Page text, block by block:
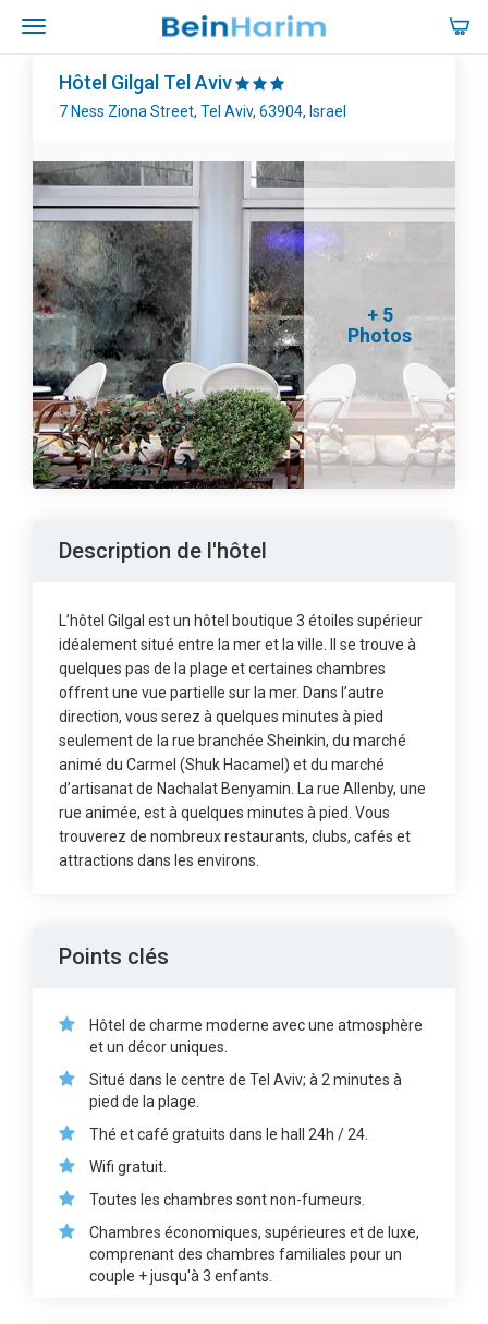
Hôtel Gilgal Tel Aviv
7 Ness Ziona Street, Tel Aviv, 63904, Israel
+ 5
Photos
Description de l'hôtel
L’hôtel Gilgal est un hôtel boutique 3 étoiles supérieur
idéalement situé entre la mer et la ville. Il se trouve à
quelques pas de la plage et certaines chambres
offrent une vue partielle sur la mer. Dans l’autre
direction, vous serez à quelques minutes à pied
seulement de la rue branchée Sheinkin, du marché
animé du Carmel (Shuk Hacamel) et du marché
d’artisanat de Nachalat Benyamin. La rue Allenby, une
rue animée, est à quelques minutes à pied. Vous
trouverez de nombreux restaurants, clubs, cafés et
attractions dans les environs.
Points clés
Hôtel de charme moderne avec une atmosphère
et un décor uniques.
Situé dans le centre de Tel Aviv; à 2 minutes à
pied de la plage.
Thé et café gratuits dans le hall 24h / 24.
Wifi gratuit.
Toutes les chambres sont non-fumeurs.
Chambres économiques, supérieures et de luxe,
comprenant des chambres familiales pour un
couple + jusqu'à 3 enfants.